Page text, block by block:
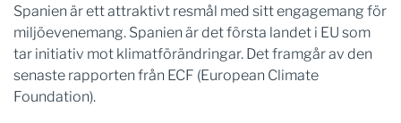
Spanien är ett attraktivt resmål med sitt engagemang för
miljöevenemang. Spanien är det första landet i EU som
tar initiativ mot klimatförändringar. Det framgår av den
senaste rapporten från ECF (European Climate
Foundation).